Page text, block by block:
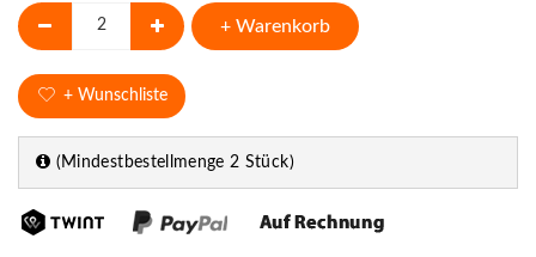
+ Warenkorb
+ Wunschliste
(Mindestbestellmenge 2 Stück)